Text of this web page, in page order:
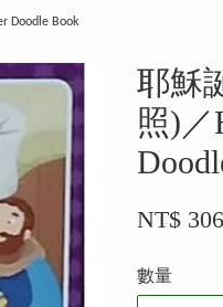
Doodle Book
耶穌
照)／
NT$ 306
數量